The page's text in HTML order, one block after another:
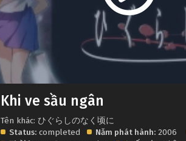
Khi ve sầu ngân
Tên khác: ひぐらしのなく顷に
Status: completed Năm phát hành: 2006